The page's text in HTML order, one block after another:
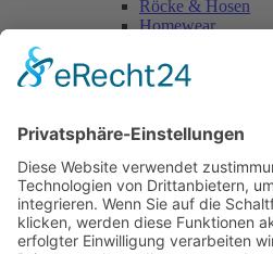
Röcke & Hosen
Homewear
Vogue Vintage
Herren
Accessoires
Einzelschnittmuster Burda
Tops
Kleider
Röcke & Hosen
Homewear
Jacken & Mäntel